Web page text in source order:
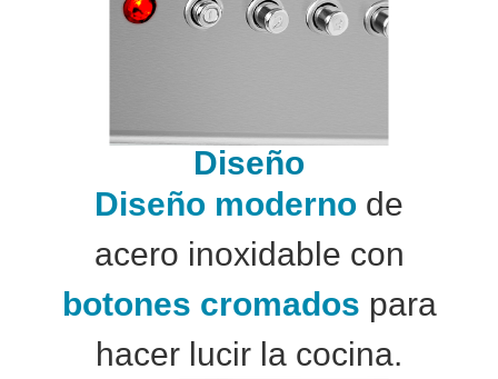
Diseño
Diseño moderno de
acero inoxidable con
botones cromados para
hacer lucir la cocina.